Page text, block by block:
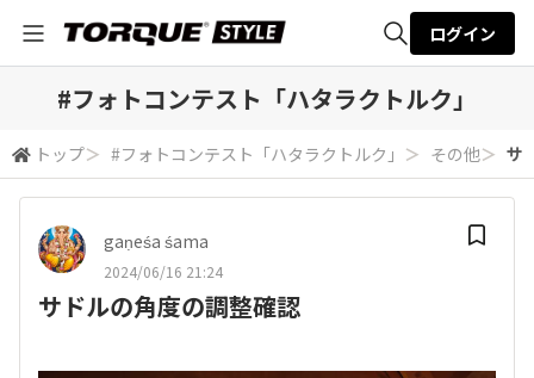
全体検索
検索
ログイン
#フォトコンテスト「ハタラクトルク」
トップ＞ #フォトコンテスト「ハタラクトルク」 ＞ その他＞ サ
gaṇeśa śama
2024/06/16 21:24
サドルの角度の調整確認